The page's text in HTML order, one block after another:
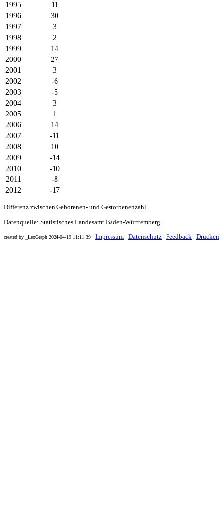
1995
11
1996
30
1997
3
1998
2
1999
14
2000
27
2001
3
2002
-6
2003
-5
2004
3
2005
1
2006
14
2007
-11
2008
10
2009
-14
2010
-10
2011
-8
2012
-17
Differenz zwischen Geborenen- und Gestorbenenzahl.
Datenquelle: Statistisches Landesamt Baden-Württemberg.
created by _LeoGraph 2024-04-19 11:11:39 Impressum Datenschutz Feedback Drucken